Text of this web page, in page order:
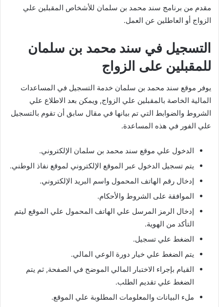
مقدم من برنامج سند محمد بن سلمان للأشخاص المقبلين علي
الزواج أو العاطلين عن العمل.
التسجيل في سند محمد بن سلمان
للمقبلين على الزواج
يوفر موقع سند محمد بن سلمان خدمة التسجيل في المساعدات
المالية الخاصة بالمقبلين علي الزواج, ويمكن بعد الاطلاع علي
الشروط والضوابط التي تم بيانها في مقال سابق أن تقوم بالتسجيل
علي الفور في هذه المساعدة.
الدخول علي موقع سند محمد بن سلمان الإلكتروني.
يتم تسجيل الدخول عبر الموقع الإلكتروني لموقع نفاذ الوطني.
إدخال رقم الهاتف المحمول واسم البريد الإلكتروني.
الموافقة على الشروط والأحكام.
إدخال الرمز المرسل علي الهاتف المحمول علي الموقع ليتم
التأكد من الهوية.
الضغط علي تسجيل.
يتم الضغط علي خيار دورة الوعي المالي.
القيام بإجراء الاختبار المالي الموضح في الصفحة, ثم يتم
الضغط علي تقديم الطلب.
ملء البيانات والمعلومات المطلوبة علي الموقع.